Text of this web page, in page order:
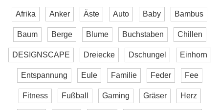
Afrika Anker Äste Auto Baby Bambus
Baum Berge Blume Buchstaben Chillen
DESIGNSCAPE Dreiecke Dschungel Einhorn
Entspannung Eule Familie Feder Fee
Fitness Fußball Gaming Gräser Herz